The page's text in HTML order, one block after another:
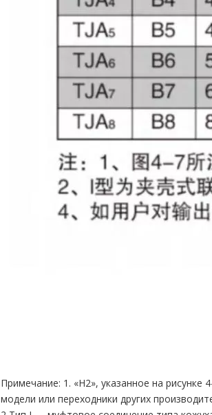
Примечание: 1. «H2», указанное на рисунке
модели или переходники других